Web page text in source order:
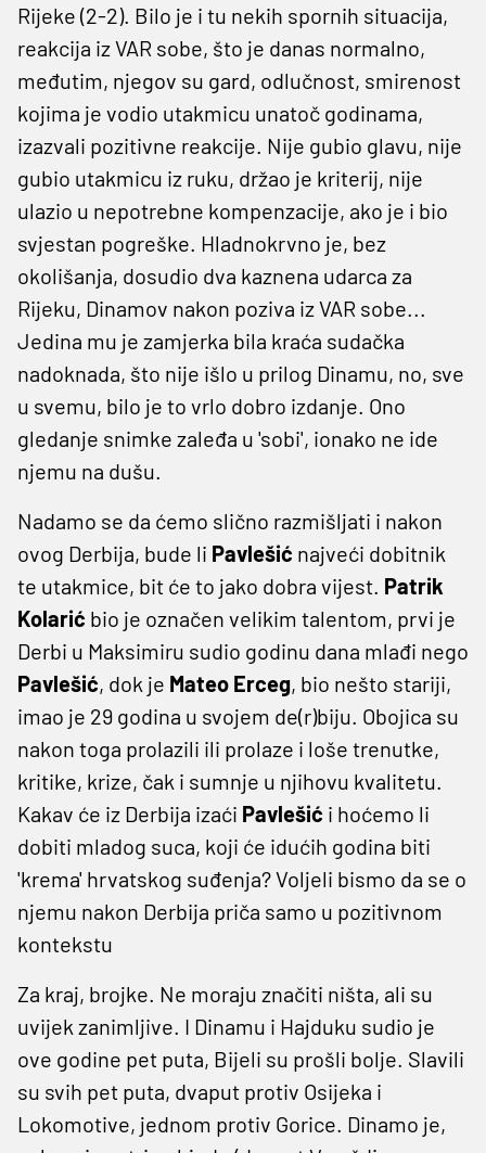
Rijeke (2-2). Bilo je i tu nekih spornih situacija,
reakcija iz VAR sobe, što je danas normalno,
međutim, njegov su gard, odlučnost, smirenost
kojima je vodio utakmicu unatoč godinama,
izazvali pozitivne reakcije. Nije gubio glavu, nije
gubio utakmicu iz ruku, držao je kriterij, nije
ulazio u nepotrebne kompenzacije, ako je i bio
svjestan pogreške. Hladnokrvno je, bez
okolišanja, dosudio dva kaznena udarca za
Rijeku, Dinamov nakon poziva iz VAR sobe...
Jedina mu je zamjerka bila kraća sudačka
nadoknada, što nije išlo u prilog Dinamu, no, sve
u svemu, bilo je to vrlo dobro izdanje. Ono
gledanje snimke zaleđa u 'sobi', ionako ne ide
njemu na dušu.
Nadamo se da ćemo slično razmišljati i nakon
ovog Derbija, bude li Pavlešić najveći dobitnik
te utakmice, bit će to jako dobra vijest. Patrik
Kolarić bio je označen velikim talentom, prvi je
Derbi u Maksimiru sudio godinu dana mlađi nego
Pavlešić, dok je Mateo Erceg, bio nešto stariji,
imao je 29 godina u svojem de(r)biju. Obojica su
nakon toga prolazili ili prolaze i loše trenutke,
kritike, krize, čak i sumnje u njihovu kvalitetu.
Kakav će iz Derbija izaći Pavlešić i hoćemo li
dobiti mladog suca, koji će idućih godina biti
'krema' hrvatskog suđenja? Voljeli bismo da se o
njemu nakon Derbija priča samo u pozitivnom
kontekstu
Za kraj, brojke. Ne moraju značiti ništa, ali su
uvijek zanimljive. I Dinamu i Hajduku sudio je
ove godine pet puta, Bijeli su prošli bolje. Slavili
su svih pet puta, dvaput protiv Osijeka i
Lokomotive, jednom protiv Gorice. Dinamo je,